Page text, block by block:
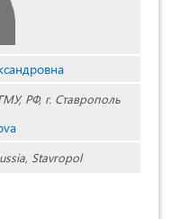
РФ, г. Ставрополь
Stavropol